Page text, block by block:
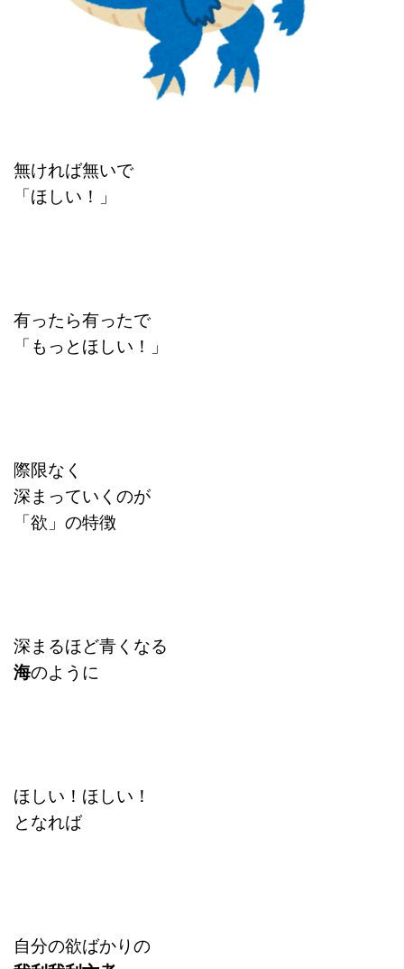
無ければ無いで
「ほしい！」
有ったら有ったで
「もっとほしい！」
際限なく
深まっていくのが
「欲」の特徴
深まるほど青くなる
海のように
ほしい！ほしい！
となれば
自分の欲ばかりの